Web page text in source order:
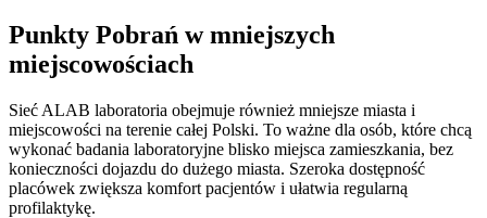
Punkty Pobrań w mniejszych
miejscowościach
Sieć ALAB laboratoria obejmuje również mniejsze miasta i
miejscowości na terenie całej Polski. To ważne dla osób, które chcą
wykonać badania laboratoryjne blisko miejsca zamieszkania, bez
konieczności dojazdu do dużego miasta. Szeroka dostępność
placówek zwiększa komfort pacjentów i ułatwia regularną
profilaktykę.